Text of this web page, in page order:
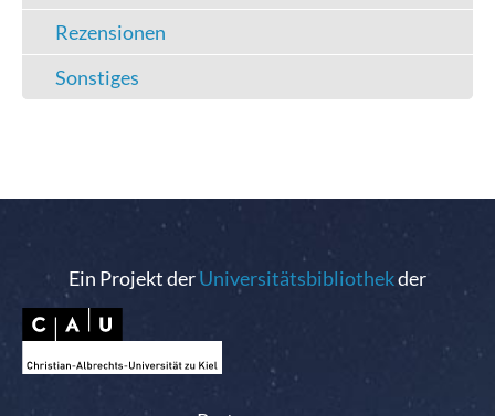
Rezensionen
Sonstiges
Ein Projekt derUniversitätsbibliothekder